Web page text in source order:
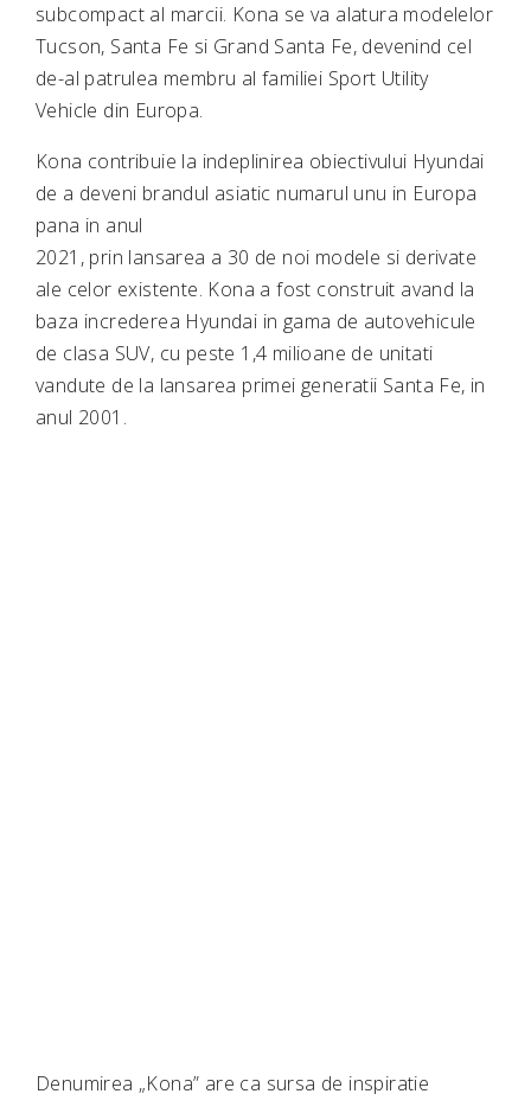
subcompact al marcii. Kona se va alatura modelelor
Tucson, Santa Fe si Grand Santa Fe, devenind cel
de-al patrulea membru al familiei Sport Utility
Vehicle din Europa.
Kona contribuie la indeplinirea obiectivului Hyundai
de a deveni brandul asiatic numarul unu in Europa
pana in anul
2021, prin lansarea a 30 de noi modele si derivate
ale celor existente. Kona a fost construit avand la
baza increderea Hyundai in gama de autovehicule
de clasa SUV, cu peste 1,4 milioane de unitati
vandute de la lansarea primei generatii Santa Fe, in
anul 2001.
Denumirea „Kona” are ca sursa de inspiratie